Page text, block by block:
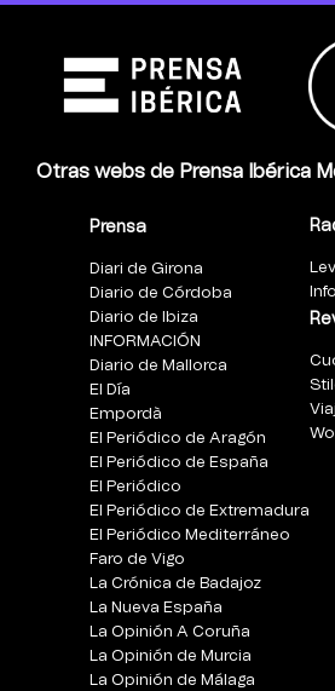
Otras webs de Prensa Ibérica
Prensa
Diari de Girona
Diario de Córdoba
Diario de Ibiza
INFORMACIÓN
Diario de Mallorca
El Día
Empordà
El Periódico de Aragón
El Periódico de España
El Periódico
El Periódico de Extremadura
El Periódico Mediterráneo
Faro de Vigo
La Crónica de Badajoz
La Nueva España
La Opinión A Coruña
La Opinión de Murcia
La Opinión de Málaga